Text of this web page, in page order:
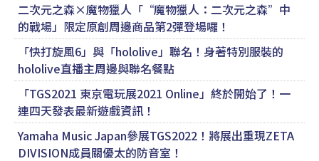
二次元之森×魔物獵人「“魔物獵人：二次元之森”中
的戰場」限定原創周邊商品第2彈登場囉！
「快打旋風6」與「hololive」聯名！身著特別服裝的
hololive直播主周邊與聯名餐點
「TGS2021 東京電玩展2021 Online」終於開始了！一
連四天發表最新遊戲資訊！
Yamaha Music Japan參展TGS2022！將展出重現ZETA
DIVISION成員關優太的防音室！